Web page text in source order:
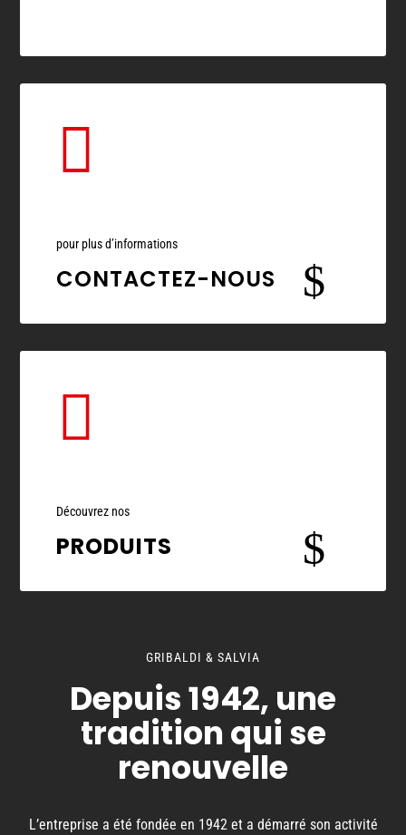

pour plus d’informations
CONTACTEZ-NOUS $

Découvrez nos
PRODUITS $
GRIBALDI & SALVIA
Depuis 1942, une
tradition qui se
renouvelle
L’entreprise a été fondée en 1942 et a démarré son activité